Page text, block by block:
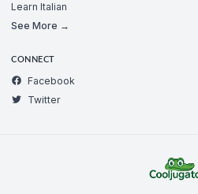
Learn Italian
See More →
CONNECT
Facebook
Twitter